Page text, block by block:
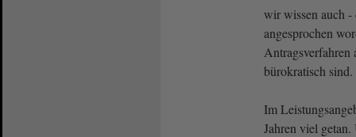
wir wissen auch -
angesprochen
Antragsverfahren
bürokratisch sind.
Im
Jahren viel